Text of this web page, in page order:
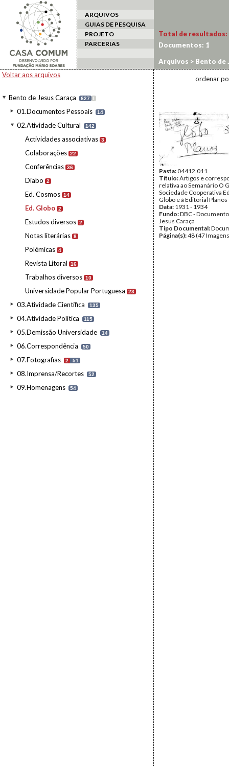
ARQUIVOS
GUIAS DE PESQUISA
PROJETO
PARCERIAS
Voltar aos arquivos
Bento de Jesus Caraça 627 I
01.Documentos Pessoais 14
02.Atividade Cultural 142
Actividades associativas 3
Colaborações 22
Conferências 36
Diabo 2
Ed. Cosmos 14
Ed. Globo 2
Estudos diversos 2
Notas literárias 8
Polémicas 4
Revista Litoral 16
Trabalhos diversos 10
Universidade Popular Portuguesa 23
03.Atividade Científica 135
04.Atividade Política 115
05.Demissão Universidade 14
06.Correspondência 50
07.Fotografias 2 51
08.Imprensa/Recortes 52
09.Homenagens 54
Total de resultados:
Documentos: 1
Arquivos > Bento de
ordenar
Pasta:04412.011
Título:Artigos e
relativa ao Semanário O
Sociedade Cooperativa
Globo e à Editorial Planos
Data: 1931 - 1934
Fundo:DBC -
Jesus Caraça
Tipo Documental:
Página(s):48 (47